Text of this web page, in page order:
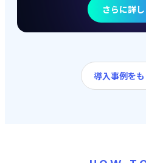
でも、無料アカウント登録の
が得られました。 さらに、ナ
括的なマーケティング支援ツ
さらに詳
導入事例を